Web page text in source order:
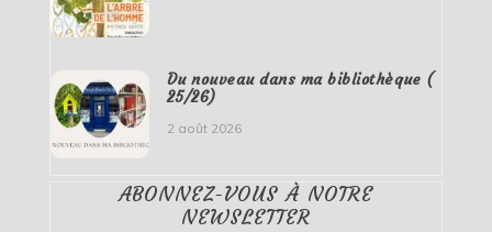
Du nouveau dans ma bibliothèque (
25/26)
2 août 2026
ABONNEZ-VOUS À NOTRE
NEWSLETTER